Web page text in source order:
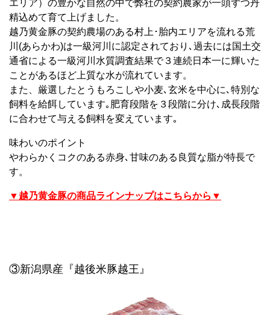
エリア）の豊かな自然の中で弊社の契約農家が一頭ずつ丹
精込めて育て上げました。
越乃黄金豚の契約農場のある村上･胎内エリアを流れる荒
川(あらかわ)は一級河川に認定されており､過去には国土交
通省による一級河川水質調査結果で３連続日本一に輝いた
ことがあるほど上質な水が流れています。
また、厳選したとうもろこしや小麦､玄米を中心に､特別な
飼料を給餌しています｡肥育段階を３段階に分け､成長段階
に合わせて与える飼料を変えています｡
味わいのポイント
やわらかくコクのある赤身､甘味のある良質な脂が特長で
す。
▼越乃黄金豚の商品ラインナップはこちらから▼
③新潟県産『越後米豚越王』